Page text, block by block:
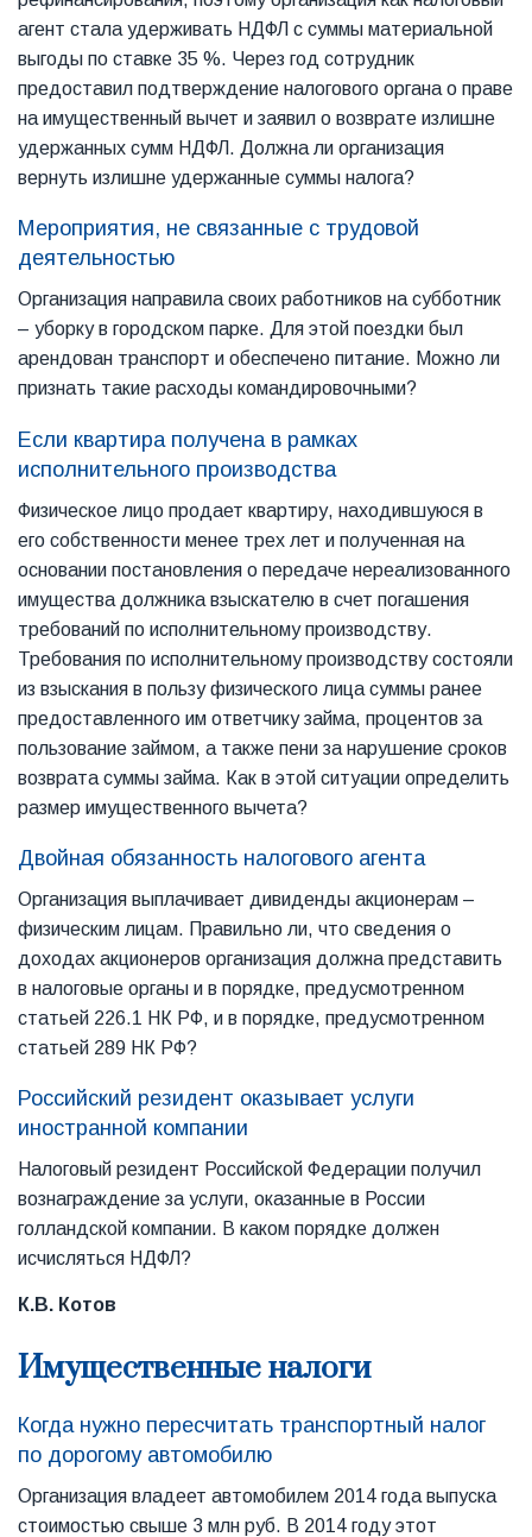
агент стала удерживать НДФЛ с суммы материальной
выгоды по ставке 35 %. Через год сотрудник
предоставил подтверждение налогового органа о праве
на имущественный вычет и заявил о возврате излишне
удержанных сумм НДФЛ. Должна ли организация
вернуть излишне удержанные суммы налога?
Мероприятия, не связанные с трудовой
деятельностью
Организация направила своих работников на субботник
– уборку в городском парке. Для этой поездки был
арендован транспорт и обеспечено питание. Можно ли
признать такие расходы командировочными?
Если квартира получена в рамках
исполнительного производства
Физическое лицо продает квартиру, находившуюся в
его собственности менее трех лет и полученная на
основании постановления о передаче нереализованного
имущества должника взыскателю в счет погашения
требований по исполнительному производству.
Требования по исполнительному производству состояли
из взыскания в пользу физического лица суммы ранее
предоставленного им ответчику займа, процентов за
пользование займом, а также пени за нарушение сроков
возврата суммы займа. Как в этой ситуации определить
размер имущественного вычета?
Двойная обязанность налогового агента
Организация выплачивает дивиденды акционерам –
физическим лицам. Правильно ли, что сведения о
доходах акционеров организация должна представить
в налоговые органы и в порядке, предусмотренном
статьей 226.1 НК РФ, и в порядке, предусмотренном
статьей 289 НК РФ?
Российский резидент оказывает услуги
иностранной компании
Налоговый резидент Российской Федерации получил
вознаграждение за услуги, оказанные в России
голландской компании. В каком порядке должен
исчисляться НДФЛ?
К.В. Котов
Имущественные налоги
Когда нужно пересчитать транспортный налог
по дорогому автомобилю
Организация владеет автомобилем 2014 года выпуска
стоимостью свыше 3 млн руб. В 2014 году этот